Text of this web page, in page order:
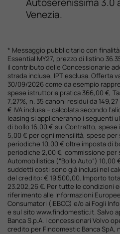
Venezia.
* Messaggio pubblicitario con
Essential MY27, prezzo di listino
il contributo delle Concessionarie
strada incluse, IPT esclusa. Offerta
30/09/2026 come da esempio
spese istruttoria pratica 366,00 €,
7,27%, n. 35 canoni residui da
€ IVA inclusa – calcolata secondo
leasing si applicheranno i seguenti
di bollo 16,00 € sul Contratto,
5,00 € per ogni mensilità, spese
periodiche 10,00 € oltre imposta di
periodiche 2,00 €, commissione per
Automobilistica (“Bollo Auto”) 10,00
suddetti costi sono già inclusi nel
del credito: € 19.500,00. Importo
23.202,26 €. Per tutte le condizioni
riferimento alle Informazioni
Consumatori (IEBCC) e/o ai Fogli
e sul sito www.findomestic.it. Salvo
Banca S.p.A. I concessionari Volvo
credito per Findomestic Banca SpA,